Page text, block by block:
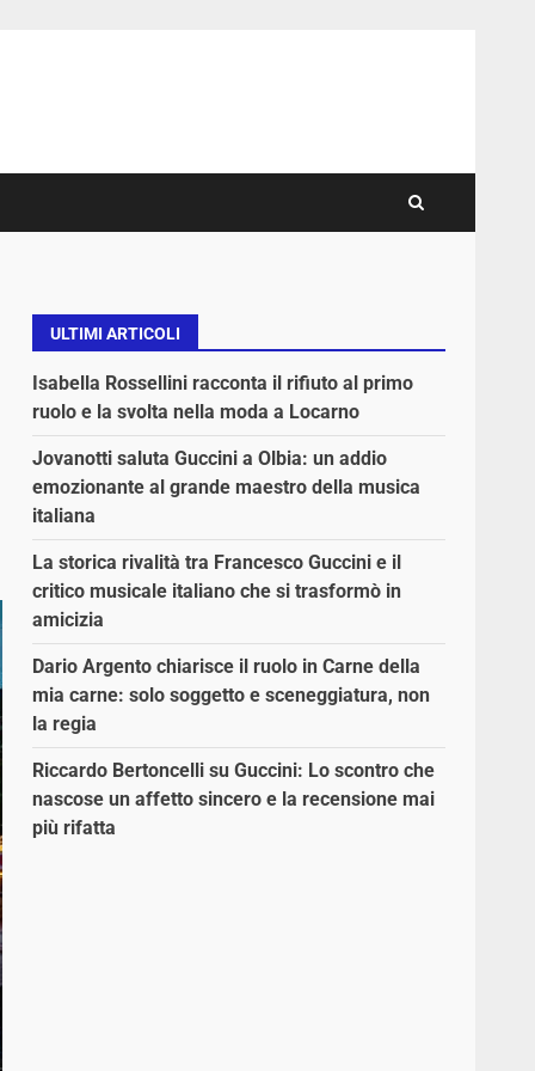
ULTIMI ARTICOLI
Isabella Rossellini racconta il rifiuto al primo
ruolo e la svolta nella moda a Locarno
Jovanotti saluta Guccini a Olbia: un addio
emozionante al grande maestro della musica
italiana
La storica rivalità tra Francesco Guccini e il
critico musicale italiano che si trasformò in
amicizia
Dario Argento chiarisce il ruolo in Carne della
mia carne: solo soggetto e sceneggiatura, non
la regia
Riccardo Bertoncelli su Guccini: Lo scontro che
nascose un affetto sincero e la recensione mai
più rifatta